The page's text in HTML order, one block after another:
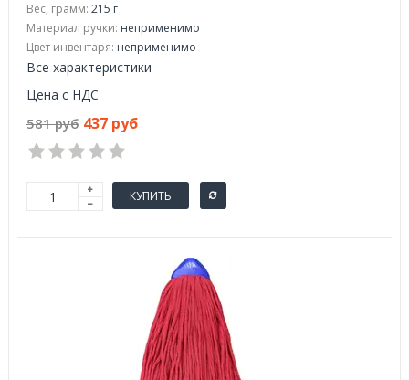
Вес, грамм: 215 г
Материал ручки: неприменимо
Цвет инвентаря: неприменимо
Все характеристики
Цена с НДС
581 руб 437 руб
КУПИТЬ